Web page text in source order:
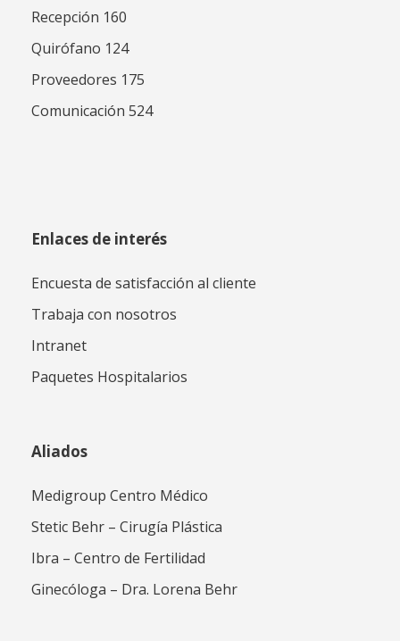
Recepción 160
Quirófano 124
Proveedores 175
Comunicación 524
Enlaces de interés
Encuesta de satisfacción al cliente
Trabaja con nosotros
Intranet
Paquetes Hospitalarios
Aliados
Medigroup Centro Médico
Stetic Behr – Cirugía Plástica
Ibra – Centro de Fertilidad
Ginecóloga – Dra. Lorena Behr